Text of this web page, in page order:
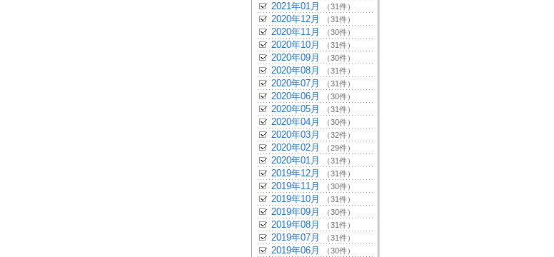
2021年01月 （31件）
2020年12月 （31件）
2020年11月 （30件）
2020年10月 （31件）
2020年09月 （30件）
2020年08月 （31件）
2020年07月 （31件）
2020年06月 （30件）
2020年05月 （31件）
2020年04月 （30件）
2020年03月 （32件）
2020年02月 （29件）
2020年01月 （31件）
2019年12月 （31件）
2019年11月 （30件）
2019年10月 （31件）
2019年09月 （30件）
2019年08月 （31件）
2019年07月 （31件）
2019年06月 （30件）